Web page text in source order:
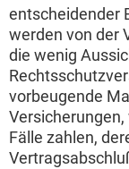
entscheidender
werden von der
die wenig
vorbeugende
Fälle zahlen,